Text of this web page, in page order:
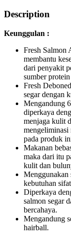
Description
Keunggulan :
Fresh Salmon
membantu
dari penyakit
sumber
Fresh
segar dengan
Mengandung
diperkaya
menjaga kulit
mengeliminasi
pada produk
Makanan
maka dari itu
kulit dan
Menggunakan
kebutuhan
Diperkaya
salmon segar
bercahaya.
Mengandung
hairball.